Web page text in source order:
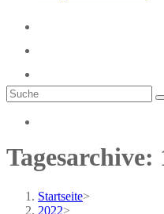
Tagesarchive:
Startseite>
2022>